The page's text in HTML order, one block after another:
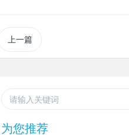
上一篇
为您推荐